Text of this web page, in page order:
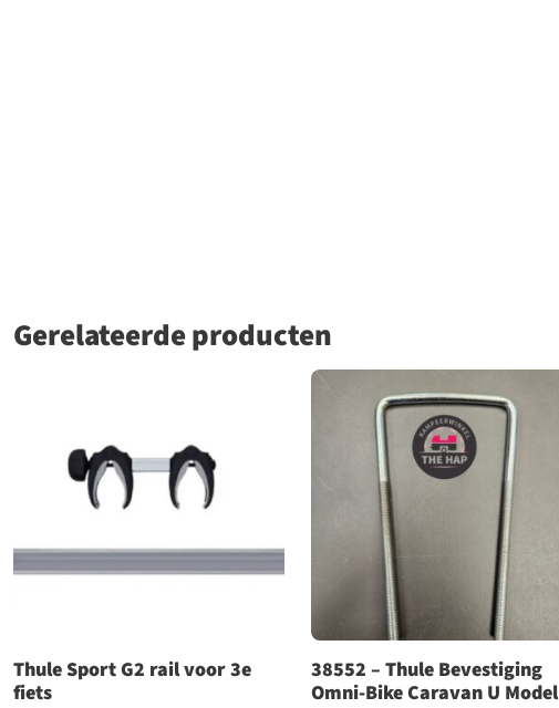
Gerelateerde producten
Thule Sport G2 rail voor 3e
fiets
38552 – Thule Bevestiging
Omni-Bike Caravan U Model